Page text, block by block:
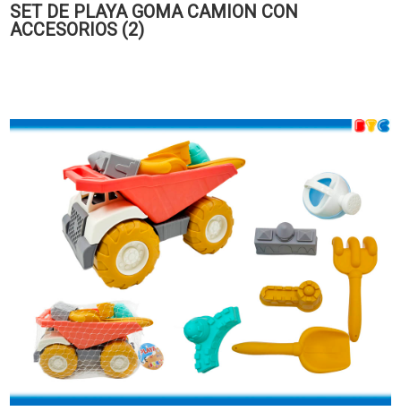
SET DE PLAYA GOMA CAMION CON
ACCESORIOS (2)